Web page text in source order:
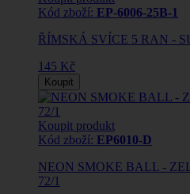
Kód zboží: EP-6006-25B-1
ŘÍMSKÁ SVÍCE 5 RAN -
145 Kč
Koupit
Koupit produkt
Kód zboží: EP6010-D
NEON SMOKE BALL -
72/1